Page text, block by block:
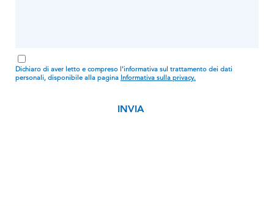
Dichiaro di aver letto e compreso l'informativa sul trattamento dei dati
personali, disponibile alla pagina Informativa sulla privacy.